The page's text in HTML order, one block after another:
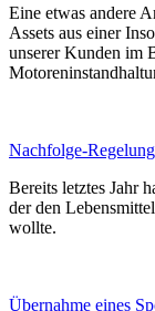
Eine etwas andere
Assets aus einer
unserer Kunden im
Nachfolge-
Bereits letztes Jahr
der den
wollte.
Übernahme eines